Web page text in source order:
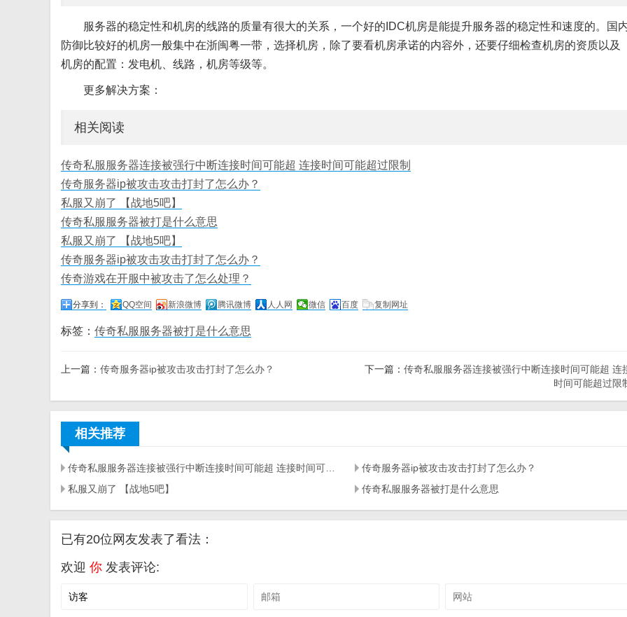
服务器的稳定性和机房的线路的质量有很大的关系，一个好的IDC机房是能提升服务器的稳定性和速度的。国
防御比较好的机房一般集中在浙闽粤一带，选择机房，除了要看机房承诺的内容外，还要仔细检查机房的资质以及
机房的配置：发电机、线路，机房等级等。
更多解决方案：
相关阅读
传奇私服服务器连接被强行中断连接时间可能超 连接时间可能超过限制
传奇服务器ip被攻击攻击打封了怎么办？
私服又崩了 【战地5吧】
传奇私服服务器被打是什么意思
私服又崩了 【战地5吧】
传奇服务器ip被攻击攻击打封了怎么办？
传奇游戏在开服中被攻击了怎么处理？
分享到： QQ空间 新浪微博 腾讯微博 人人网 微信 百度 复制网址
标签： 传奇私服服务器被打是什么意思
上一篇： 传奇服务器ip被攻击攻击打封了怎么办？ 下一篇： 传奇私服服务器连接被强行中断连接时间可能超 连
时间可能超过限
相关推荐
传奇服务器ip被攻击攻击打封了怎么办？
私服又崩了 【战地5吧】
传奇私服服务器被打是什么意思
已有20位网友发表了看法：
欢迎 你 发表评论: